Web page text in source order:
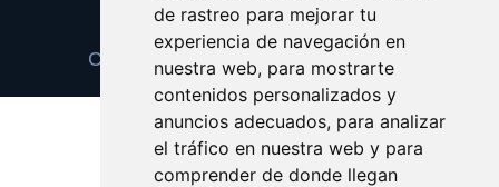
de rastreo para mejorar tu
experiencia de navegación en
nuestra web, para mostrarte
contenidos personalizados y
anuncios adecuados, para analizar
el tráfico en nuestra web y para
comprender de donde llegan
Update cookies preferences
Copyright © 2025 accedeonline.com